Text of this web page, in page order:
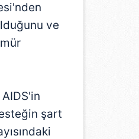
ve
şart